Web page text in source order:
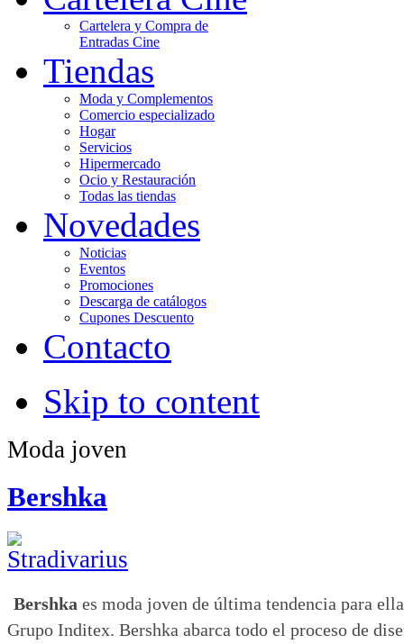
Cartelera y Compra de
Entradas Cine
Tiendas
Moda y Complementos
Comercio especializado
Hogar
Servicios
Hipermercado
Ocio y Restauración
Todas las tiendas
Novedades
Noticias
Eventos
Promociones
Descarga de catálogos
Cupones Descuento
Contacto
Skip to content
Moda joven
Bershka
Bershka es moda joven de última tendencia para
Grupo Inditex. Bershka abarca todo el proceso de